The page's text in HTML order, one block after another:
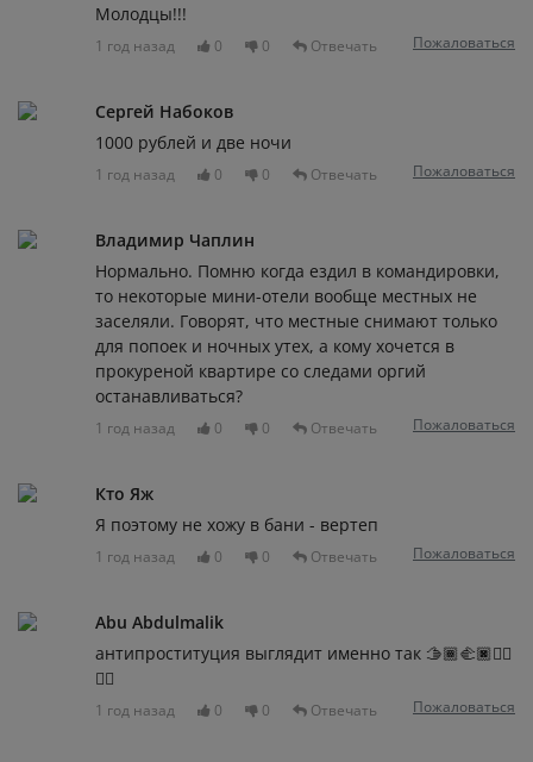
Молодцы!!!
1 год назад 0 0 Отвечать Пожаловаться
Сергей Набоков
1000 рублей и две ночи
1 год назад 0 0 Отвечать Пожаловаться
Владимир Чаплин
Нормально. Помню когда ездил в командировки,
то некоторые мини-отели вообще местных не
заселяли. Говорят, что местные снимают только
для попоек и ночных утех, а кому хочется в
прокуреной квартире со следами оргий
останавливаться?
1 год назад 0 0 Отвечать Пожаловаться
Кто Яж
Я поэтому не хожу в бани - вертеп
1 год назад 0 0 Отвечать Пожаловаться
Abu Abdulmalik
антипроституция выглядит именно так 🫱🏾‍🫲🏿✊🏿
👌🏿
1 год назад 0 0 Отвечать Пожаловаться